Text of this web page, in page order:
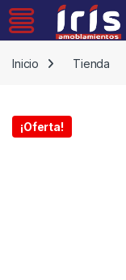
Inicio
Tienda
¡Oferta!